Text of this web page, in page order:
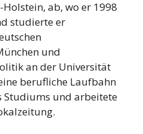
ab, wo er 1998
studierte er
und
an der Universität
berufliche Laufbahn
Studiums und arbeitete